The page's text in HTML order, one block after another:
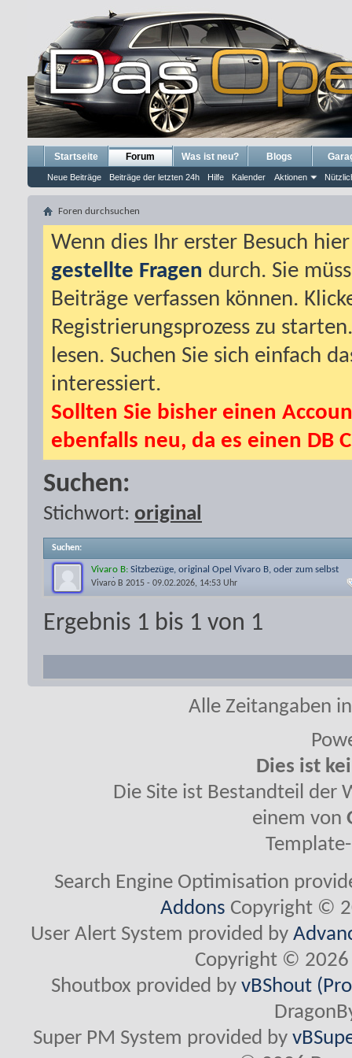
Startseite Forum
Neue Beiträge Beiträge der letzten 24h Hilfe Kalender Aktionen
Was ist neu? Blogs
Foren durchsuchen
Wenn dies Ihr erster Besuch
gestellte Fragen durch. Sie
Beiträge verfassen können.
Registrierungsprozess zu
lesen. Suchen Sie sich einfach
interessiert.
Sollten Sie bisher einen
ebenfalls neu, da es einen DB
Suchen:
Stichwort: original
Suchen:
Vivaro B: Sitzbezüge, original Opel Vivaro B, oder zum selbst
gestalten
Vivaro B 2015 - 09.02.2026, 14:53 Uhr
Ergebnis 1 bis 1 von 1
Alle Zeitangaben
Dies ist
Die Site ist Bestandteil der
einem von
Search Engine Optimisation
Addons Copyright ©
User Alert System provided by
Copyright © 2026
Shoutbox provided byvBShout
Super PM System provided by